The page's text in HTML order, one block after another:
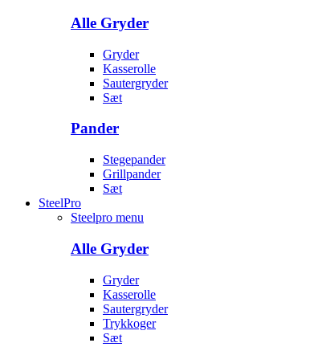
Alle Gryder
Gryder
Kasserolle
Sautergryder
Sæt
Pander
Stegepander
Grillpander
Sæt
SteelPro
Steelpro menu
Alle Gryder
Gryder
Kasserolle
Sautergryder
Trykkoger
Sæt